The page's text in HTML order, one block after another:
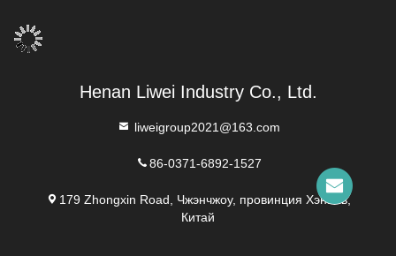
Henan Liwei Industry Co., Ltd.
liweigroup2021@163.com
86-0371-6892-1527
179 Zhongxin Road, Чжэнчжоу, провинция Хэнань,
Китай